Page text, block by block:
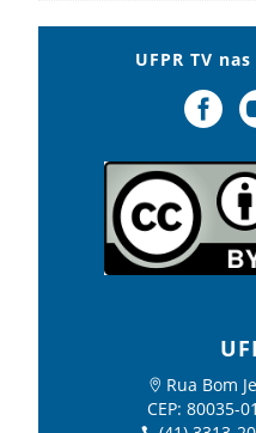
UFPR TV
Rua Bom
CEP: 80035-